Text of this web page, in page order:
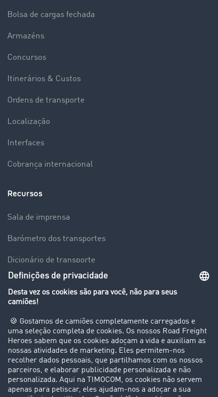
Bolsa de cargas fechada
Armazéns
Concursos
Itinerários & Custos
Ordens de transporte
Localização
Interfaces
Cobrança internacional
Recursos
Sala de imprensa
Barómetro dos transportes
Dicionário de transporte
Visão geral da Bolsa de Cargas
Clientes recomendam clientes
Casos de sucesso
Suporte